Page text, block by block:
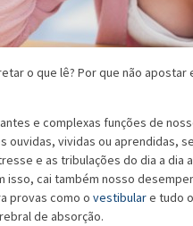
o que lê? Por que não apostar
e complexas funções de
vividas ou aprendidas,
e as tribulações do dia a dia a
cai também nosso
provas como o vestibulare tudo
de absorção.